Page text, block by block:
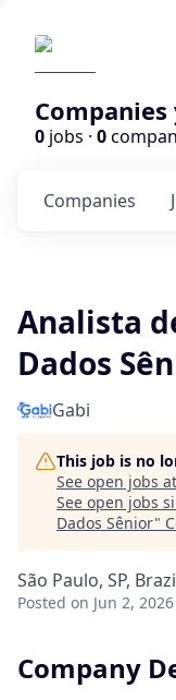
0 jobs · 0
Companies
Analista
Dados
Gabi
This job is no
See open jobs at
See open jobs
Dados Sênior"
São Paulo, SP,
Posted on Jun 2, 2026
Company